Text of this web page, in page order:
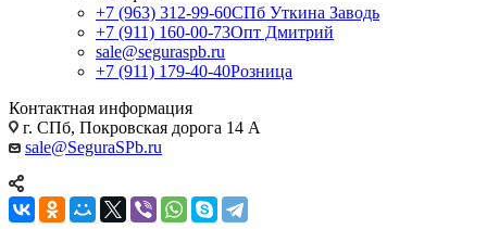
+7 (963) 312-99-60СПб Уткина Заводь
+7 (911) 160-00-73Опт Дмитрий
sale@seguraspb.ru
+7 (911) 179-40-40Розница
Контактная информация
г. СПб, Покровская дорога 14 А
sale@SeguraSPb.ru